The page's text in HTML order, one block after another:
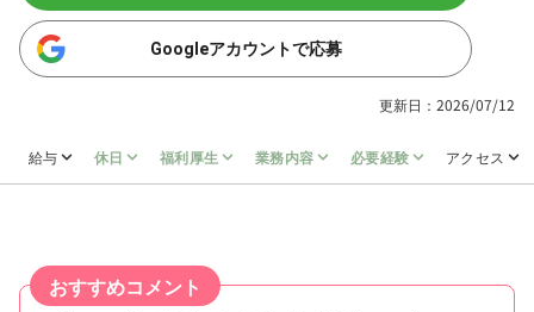
Googleアカウントで応募
更新日：2026/07/12
給与 休日 福利厚生 業務内容 必要経験 アクセス
おすすめコメント